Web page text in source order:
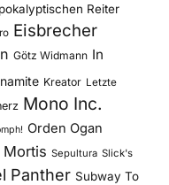
Reiter
Eisbrecher
Götz Widmann In
Kreator Letzte
Mono Inc.
Orden Ogan
Mortis Sepultura Slick's
Panther Subway To